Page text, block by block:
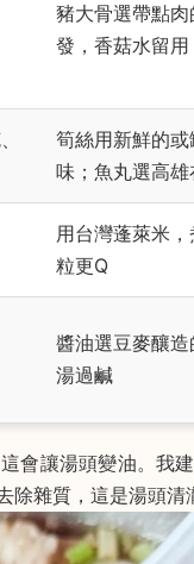
豬大骨選帶點
發，香菇水留用
筍絲用新鮮的
味；魚丸選高
用台灣蓬萊米
粒更Q
醬油選豆麥釀
湯過鹹
會讓湯頭變油。我
雜質，這是湯頭清